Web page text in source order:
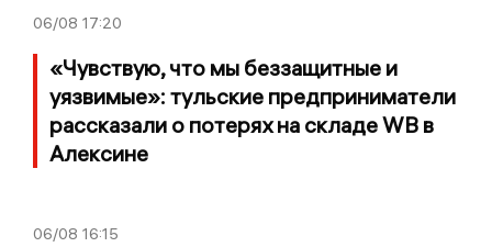
06/08 17:20
«Чувствую, что мы беззащитные и
уязвимые»: тульские предприниматели
рассказали о потерях на складе WB в
Алексине
06/08 16:15